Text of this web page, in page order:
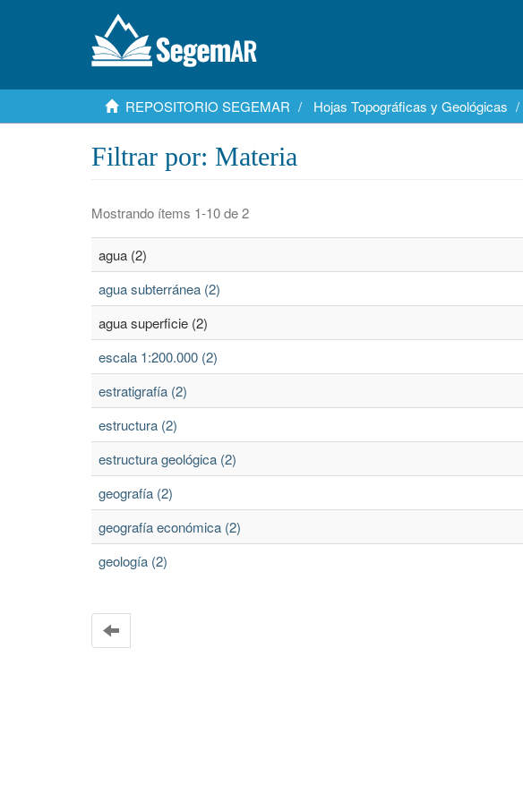
REPOSITORIO SEGEMAR Hojas Topográficas y Geológicas
Filtrar por: Materia
Mostrando ítems 1-10 de 2
agua (2)
agua subterránea (2)
agua superficie (2)
escala 1:200.000 (2)
estratigrafía (2)
estructura (2)
estructura geológica (2)
geografía (2)
geografía económica (2)
geología (2)